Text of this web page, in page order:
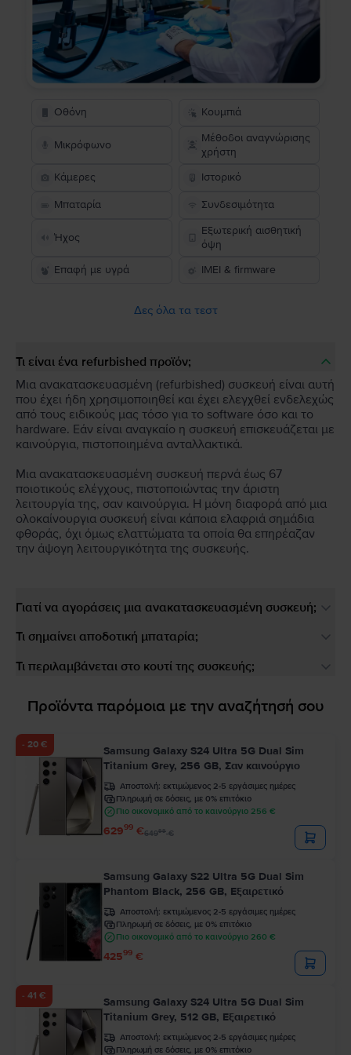
Οθόνη Κουμπιά
Μικρόφωνο
Μέθοδοι αναγνώρισης
χρήστη
Κάμερες
Ιστορικό
Μπαταρία Συνδεσιμότητα
Ήχος
Εξωτερική αισθητική
όψη
Επαφή με υγρά
IMEI & firmware
Δες όλα τα τεστ
Τι είναι ένα refurbished προϊόν;
Μια ανακατασκευασμένη (refurbished) συσκευή είναι αυτή
που έχει ήδη χρησιμοποιηθεί και έχει ελεγχθεί ενδελεχώς
από τους ειδικούς μας τόσο για το software όσο και το
hardware. Εάν είναι αναγκαίο η συσκευή επισκευάζεται με
καινούργια, πιστοποιημένα ανταλλακτικά.
Μια ανακατασκευασμένη συσκευή περνά έως 67
ποιοτικούς ελέγχους, πιστοποιώντας την άριστη
λειτουργία της, σαν καινούργια. Η μόνη διαφορά από μια
ολοκαίνουργια συσκευή είναι κάποια ελαφριά σημάδια
φθοράς, όχι όμως ελαττώματα τα οποία θα επηρέαζαν
την άψογη λειτουργικότητα της συσκευής.
Γιατί να αγοράσεις μια ανακατασκευασμένη συσκευή;
Τι σημαίνει αποδοτική μπαταρία;
Τι περιλαμβάνεται στο κουτί της συσκευής;
Προϊόντα παρόμοια με την αναζήτησή σου
- 20 €
Samsung Galaxy S24 Ultra 5G Dual Sim
Titanium Grey, 256 GB, Σαν καινούργιο
Αποστολή: εκτιμώμενος 2-5 εργάσιμες ημέρες
Πληρωμή σε δόσεις, με 0% επιτόκιο
Πιο οικονομικό από το καινούργιο 256 €
62999 €64999€
Samsung Galaxy S22 Ultra 5G Dual Sim
Phantom Black, 256 GB, Εξαιρετικό
Αποστολή: εκτιμώμενος 2-5 εργάσιμες ημέρες
Πληρωμή σε δόσεις, με 0% επιτόκιο
Πιο οικονομικό από το καινούργιο 260 €
42599 €
- 41 €
Samsung Galaxy S24 Ultra 5G Dual Sim
Titanium Grey, 512 GB, Εξαιρετικό
Αποστολή: εκτιμώμενος 2-5 εργάσιμες ημέρες
Πληρωμή σε δόσεις, με 0% επιτόκιο